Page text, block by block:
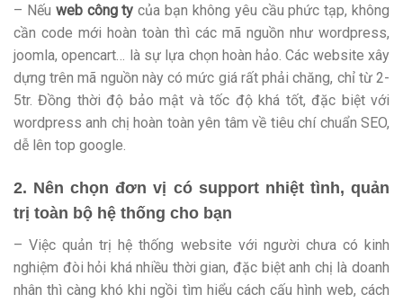
– Nếu web công ty của bạn không yêu cầu phức tạp, không
cần code mới hoàn toàn thì các mã nguồn như wordpress,
joomla, opencart… là sự lựa chọn hoàn hảo. Các website xây
dựng trên mã nguồn này có mức giá rất phải chăng, chỉ từ 2-
5tr. Đồng thời độ bảo mật và tốc độ khá tốt, đặc biệt với
wordpress anh chị hoàn toàn yên tâm về tiêu chí chuẩn SEO,
dễ lên top google.
2. Nên chọn đơn vị có support nhiệt tình, quản
trị toàn bộ hệ thống cho bạn
– Việc quản trị hệ thống website với người chưa có kinh
nghiệm đòi hỏi khá nhiều thời gian, đặc biệt anh chị là doanh
nhân thì càng khó khi ngồi tìm hiểu cách cấu hình web, cách